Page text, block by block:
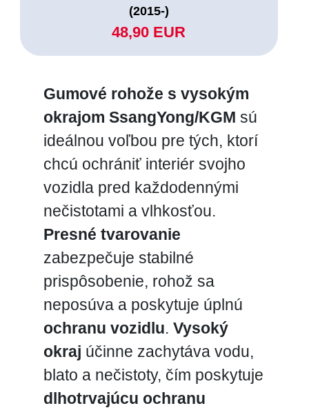
(2015-)
48,90 EUR
Gumové rohože s vysokým
okrajom SsangYong/KGM sú
ideálnou voľbou pre tých, ktorí
chcú ochrániť interiér svojho
vozidla pred každodennými
nečistotami a vlhkosťou.
Presné tvarovanie
zabezpečuje stabilné
prispôsobenie, rohož sa
neposúva a poskytuje úplnú
ochranu vozidlu. Vysoký
okraj účinne zachytáva vodu,
blato a nečistoty, čím poskytuje
dlhotrvajúcu ochranu